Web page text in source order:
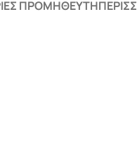
ΠΡΟΜΗΘΕΥΤΉ